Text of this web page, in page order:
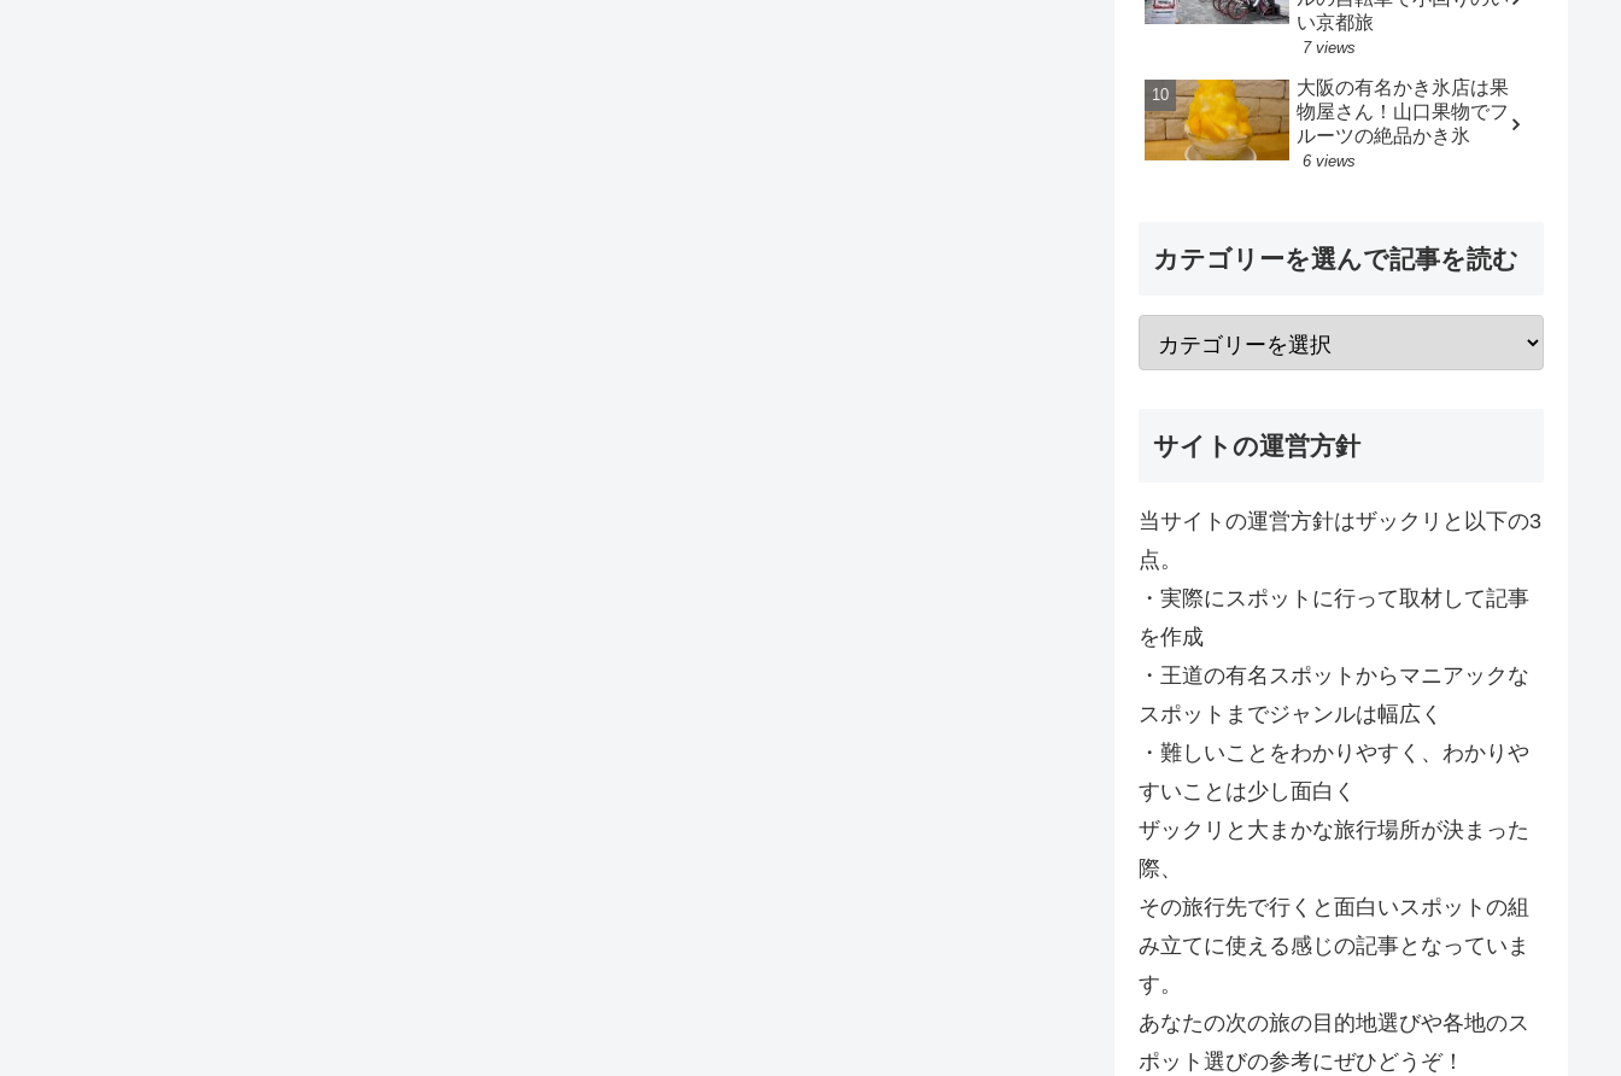
い京都旅
7 views
大阪の有名かき氷店は果
物屋さん！山口果物でフ
ルーツの絶品かき氷
6 views
カテゴリーを選んで記事を読む
サイトの運営方針
当サイトの運営方針はザックリと以下の3
点。
・実際にスポットに行って取材して記事
を作成
・王道の有名スポットからマニアックな
スポットまでジャンルは幅広く
・難しいことをわかりやすく、わかりや
すいことは少し面白く
ザックリと大まかな旅行場所が決まった
際、
その旅行先で行くと面白いスポットの組
み立てに使える感じの記事となっていま
す。
あなたの次の旅の目的地選びや各地のス
ポット選びの参考にぜひどうぞ！